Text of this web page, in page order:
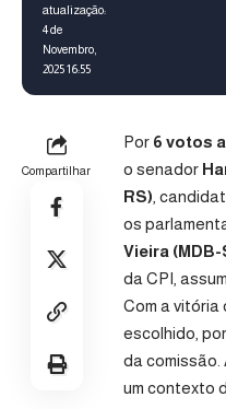
atualização:
4 de
Novembro,
2025 16:55
Compartilhar
Por 6 votos a
o senador
RS) ,
os
Vieira (MDB-
da CPI,
Com a
escolhido,
da comissão.
um contexto